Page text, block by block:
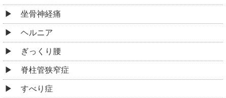
坐骨神経痛
ヘルニア
ぎっくり腰
脊柱管狭窄症
すべり症